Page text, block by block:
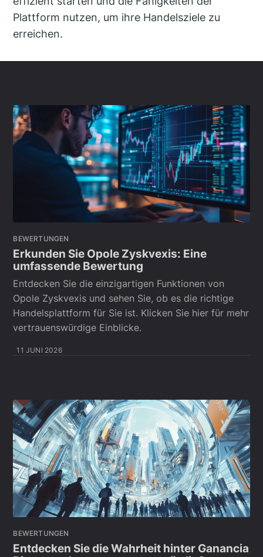
Plattform nutzen, um ihre Handelsziele zu
erreichen.
BEWERTUNGEN
Erkunden Sie Opole Zyskvexis: Eine
umfassende Bewertung
Entdecken Sie die einzigartigen Funktionen von
Opole Zyskvexis und sehen Sie, ob es die richtige
Handelsplattform für Sie ist. Klicken Sie hier für mehr
vertrauenswürdige Einblicke.
11 JUNI 2026
BEWERTUNGEN
Entdecken Sie die Wahrheit hinter Ganancia